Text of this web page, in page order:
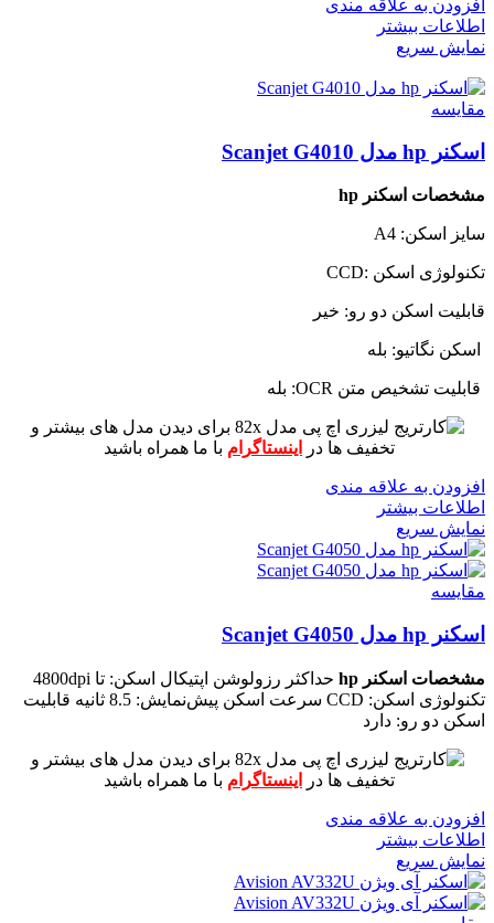
افزودن به علاقه مندی
اطلاعات بیشتر
نمایش سریع
مقايسه
اسکنر hp مدل Scanjet G4010
مشخصات اسکنر hp
سایز اسکن: A4
تکنولوژی اسکن :CCD
قابلیت اسکن دو رو: خیر
اسکن نگاتیو: بله
قابلیت تشخیص متن OCR: بله
برای دیدن مدل های بیشتر و
تخفیف ها در
اینستاگرام با ما همراه باشید
افزودن به علاقه مندی
اطلاعات بیشتر
نمایش سریع
مقايسه
اسکنر hp مدل Scanjet G4050
مشخصات اسکنر hp
حداکثر رزولوشن اپتیکال اسکن: تا 4800dpi
تکنولوژی اسکن: CCD
سرعت اسکن پیش‌نمایش: 8.5 ثانیه
قابلیت
اسکن دو رو: دارد
برای دیدن مدل های بیشتر و
تخفیف ها در
اینستاگرام با ما همراه باشید
افزودن به علاقه مندی
اطلاعات بیشتر
نمایش سریع